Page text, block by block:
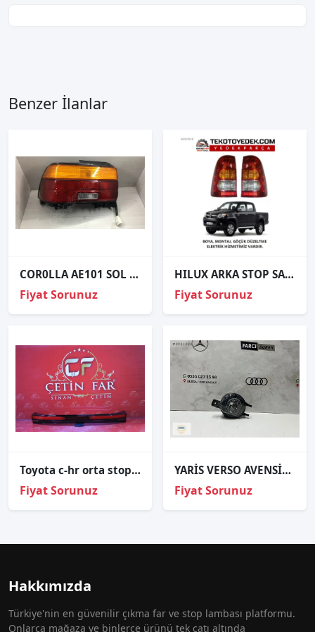
Benzer İlanlar
COR0LLA AE101 SOL STOP
Fiyat Sorunuz
HILUX ARKA STOP SAĞ SOL 2006 VE ÜZERİ / KAMPANYA
Fiyat Sorunuz
Toyota c-hr orta stop chr bagaj stop sıfır orj 81580-f4221
Fiyat Sorunuz
YARİS VERSO AVENSİS SOL SİS FARI ORJİNAL OEM81220-0D020
Fiyat Sorunuz
Hakkımızda
Türkiye'nin en güvenilir çıkma far ve stop lambası platformu.
Onlarca mağaza ve binlerce ürünü tek çatı altında